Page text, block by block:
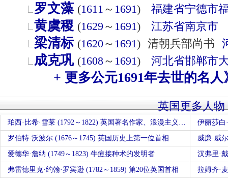
罗文藻 (1611 ～ 1691) 福建省宁德市
黄虞稷 (1629 ～ 1691) 江苏省南京市
梁清标 (1620～ 1691) 清朝兵部尚书
成克巩 (1608～ 1691) 河北省邯郸市
+ 更多公元1691年去世的名人
英国更多人物
珀西·比希·雪莱 (1792～1822) 英国著名作家、浪漫主义诗人 伊丽莎白
罗伯特·沃波尔 (1676～1745) 英国历史上第一位首相 威廉·威
爱德华·詹纳 (1749～1823) 牛痘接种术的发明者 汉弗里·
弗雷德里克·约翰·罗宾逊 (1782～1859) 第20位英国首相 拉姆齐·